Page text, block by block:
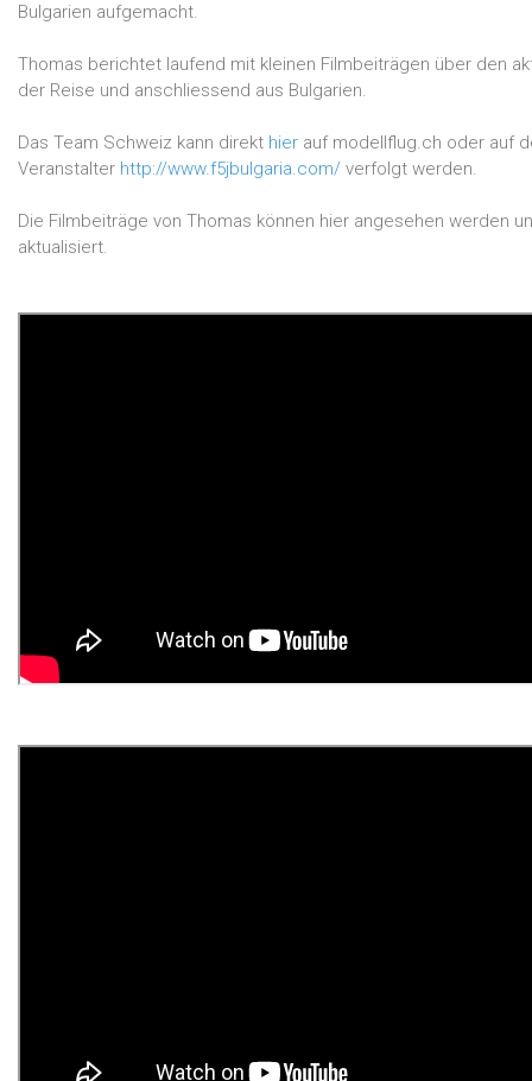
Bulgarien aufgemacht.
Thomas berichtet laufend mit kleinen Filmbeiträgen über den
der Reise und anschliessend aus Bulgarien.
Das Team Schweiz kann direkt hier auf modellflug.ch oder auf
Veranstalter http://www.f5jbulgaria.com/ verfolgt werden.
Die Filmbeiträge von Thomas können hier angesehen werden
aktualisiert.